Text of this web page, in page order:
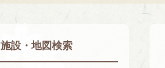
施設・地図検索